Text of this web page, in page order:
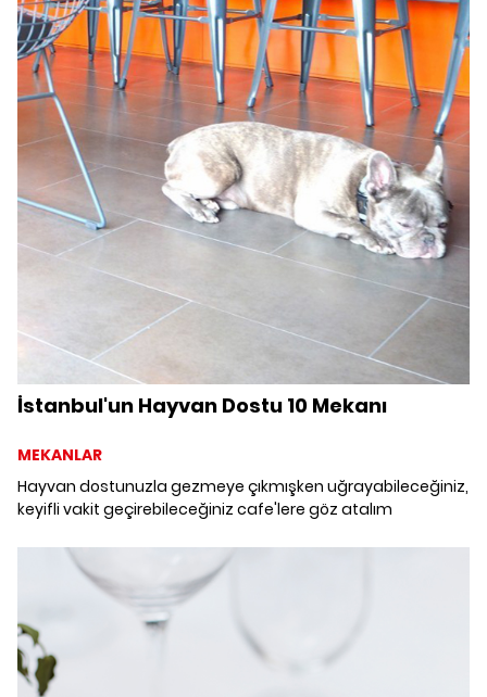
İstanbul'un Hayvan Dostu 10 Mekanı
MEKANLAR
Hayvan dostunuzla gezmeye çıkmışken uğrayabileceğiniz,
keyifli vakit geçirebileceğiniz cafe'lere göz atalım